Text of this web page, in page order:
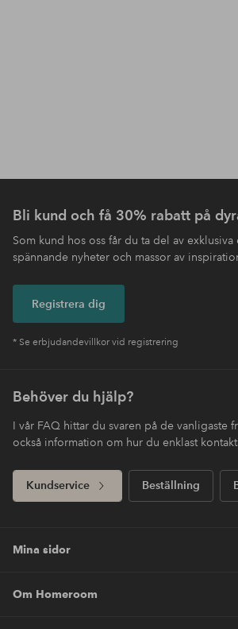
Bli kund och få 30% rabatt på
Som kund hos oss får du ta del av
spännande nyheter och massor av
Registrera dig
* Se erbjudandevillkor vid registrering
Behöver du hjälp?
I vår FAQ hittar du svaren på de vanligaste
också information om hur du enklast
Kundservice Beställning
Mina sidor
Om Homeroom